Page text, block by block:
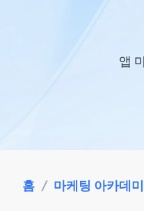
앱
홈 / 마케팅 아카데미